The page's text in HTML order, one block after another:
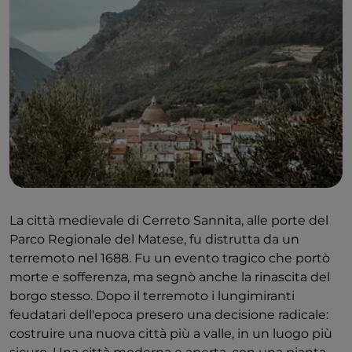
Tipico del luogo è il famoso prosciutto di Pietraroja da
gustare con un buon bicchiere di vino. L’affettato
viene qui pressato con un attrezzo chiamato
prigiotta e poi stagionato per un minimo di 12 ma
non più di 20 mesi nella cantina. I prosciutti di
Pietraroja non contengono conservanti: si limitano a
riposare per venti giorni nel sale a grana grossa prima
di essere appesi. In questo modo si ottiene un
prosciutto di altissimo livello. Il prosciutto, simbolo
della città, è umido ma non flaccido, leggermente
salato e dall'aroma inconfondibile.
Informazioni utili
Periodo migliore per visitarla
da settembre a ottobre è generalmente il periodo
migliore per visitare Pietraroja. Aspettatevi
temperature miti e molte attività senza la folla estiva.
La città medievale di Cerreto Sannita, alle porte del
Parco Regionale del Matese, fu distrutta da un
terremoto nel 1688. Fu un evento tragico che portò
morte e sofferenza, ma segnò anche la rinascita del
borgo stesso. Dopo il terremoto i lungimiranti
feudatari dell'epoca presero una decisione radicale:
costruire una nuova città più a valle, in un luogo più